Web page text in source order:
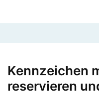
Kennzeichen
reservieren